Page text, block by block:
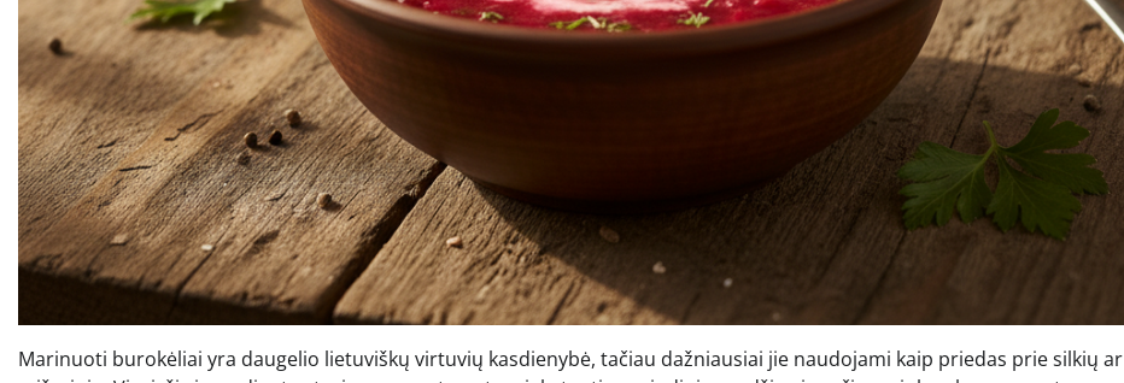
Marinuoti burokėliai yra daugelio lietuviškų virtuvių kasdienybė, tačiau dažniausiai jie naudojami kaip priedas prie silkių ar